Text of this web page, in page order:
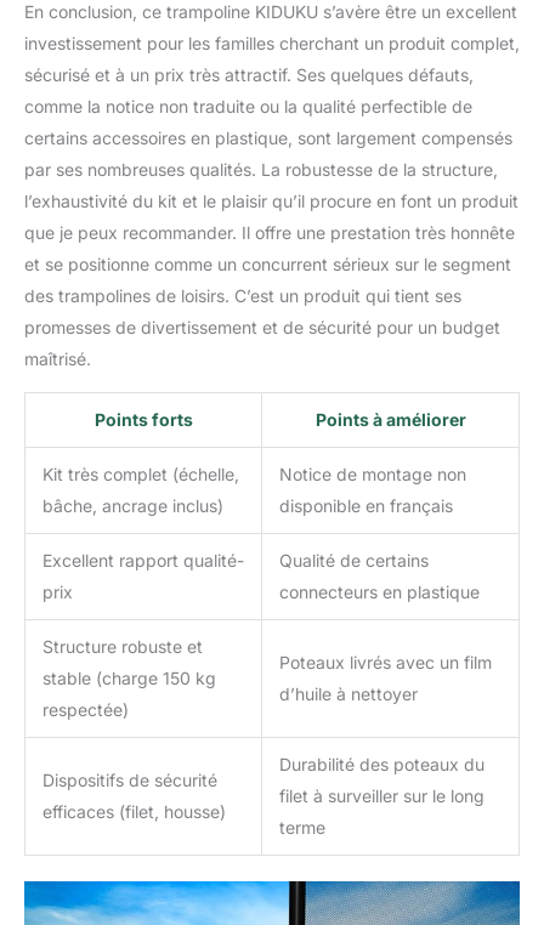
En conclusion, ce trampoline KIDUKU s’avère être un excellent
investissement pour les familles cherchant un produit complet,
sécurisé et à un prix très attractif. Ses quelques défauts,
comme la notice non traduite ou la qualité perfectible de
certains accessoires en plastique, sont largement compensés
par ses nombreuses qualités. La robustesse de la structure,
l’exhaustivité du kit et le plaisir qu’il procure en font un produit
que je peux recommander. Il offre une prestation très honnête
et se positionne comme un concurrent sérieux sur le segment
des trampolines de loisirs. C’est un produit qui tient ses
promesses de divertissement et de sécurité pour un budget
maîtrisé.
Points forts Points à améliorer
Kit très complet (échelle,
bâche, ancrage inclus)
Notice de montage non
disponible en français
Excellent rapport qualité-
prix
Qualité de certains
connecteurs en plastique
Structure robuste et
stable (charge 150 kg
respectée)
Poteaux livrés avec un film
d’huile à nettoyer
Dispositifs de sécurité
efficaces (filet, housse)
Durabilité des poteaux du
filet à surveiller sur le long
terme